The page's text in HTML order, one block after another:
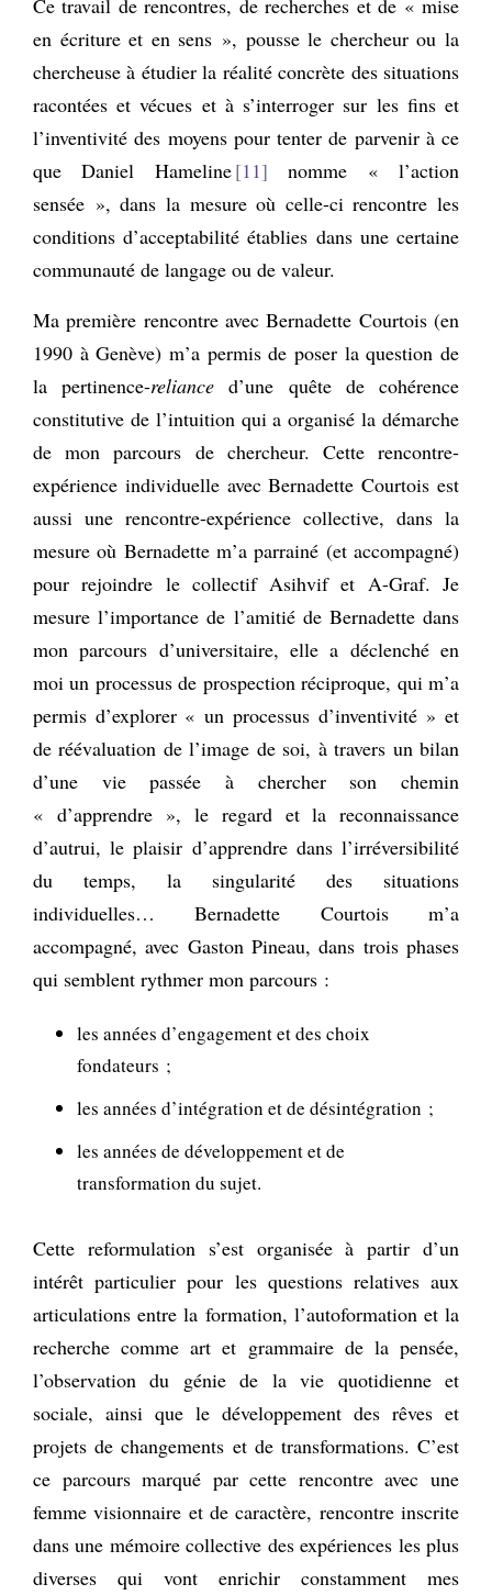
en écriture et en sens », pousse le chercheur ou la
chercheuse à étudier la réalité concrète des situations
racontées et vécues et à s’interroger sur les fins et
l’inventivité des moyens pour tenter de parvenir à ce
que Daniel Hameline 11
nomme « l’action
sensée », dans la mesure où celle-ci rencontre les
conditions d’acceptabilité établies dans une certaine
communauté de langage ou de valeur.
Ma première rencontre avec Bernadette Courtois (en
1990 à Genève) m’a permis de poser la question de
la pertinence-reliance d’une quête de cohérence
constitutive de l’intuition qui a organisé la démarche
de mon parcours de chercheur. Cette rencontre-
expérience individuelle avec Bernadette Courtois est
aussi une rencontre-expérience collective, dans la
mesure où Bernadette m’a parrainé (et accompagné)
pour rejoindre le collectif Asihvif et A-Graf. Je
mesure l’importance de l’amitié de Bernadette dans
mon parcours d’universitaire, elle a déclenché en
moi un processus de prospection réciproque, qui m’a
permis d’explorer « un processus d’inventivité » et
de réévaluation de l’image de soi, à travers un bilan
d’une vie passée à chercher son chemin
« d’apprendre », le regard et la reconnaissance
d’autrui, le plaisir d’apprendre dans l’irréversibilité
du temps, la singularité des situations
individuelles… Bernadette Courtois m’a
accompagné, avec Gaston Pineau, dans trois phases
qui semblent rythmer mon parcours :
les années d’engagement et des choix
fondateurs ;
les années d’intégration et de désintégration ;
les années de développement et de
transformation du sujet.
Cette reformulation s’est organisée à partir d’un
intérêt particulier pour les questions relatives aux
articulations entre la formation, l’autoformation et la
recherche comme art et grammaire de la pensée,
l’observation du génie de la vie quotidienne et
sociale, ainsi que le développement des rêves et
projets de changements et de transformations. C’est
ce parcours marqué par cette rencontre avec une
femme visionnaire et de caractère, rencontre inscrite
dans une mémoire collective des expériences les plus
diverses qui vont enrichir constamment mes